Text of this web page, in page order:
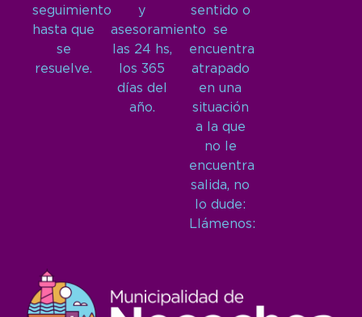
seguimiento
hasta que
se
resuelve.
y
asesoramiento
las 24 hs,
los 365
días del
año.
sentido o
se
encuentra
atrapado
en una
situación
a la que
no le
encuentra
salida, no
lo dude:
Llámenos: